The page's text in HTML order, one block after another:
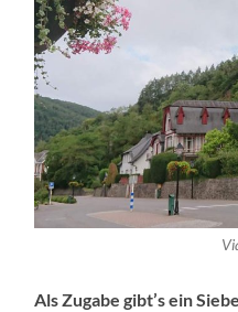
Als Zugabe gibt’s ein